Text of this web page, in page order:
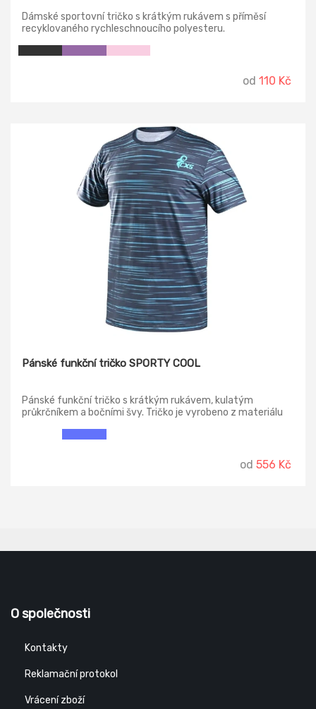
Dámské sportovní tričko s krátkým rukávem s příměsí
recyklovaného rychleschnoucího polyesteru.
od 110 Kč
Pánské funkční tričko SPORTY COOL
Pánské funkční tričko s krátkým rukávem, kulatým
průkrčníkem a bočními švy. Tričko je vyrobeno z materiálu
úpravou Ultra Lava a ochranný UV faktor UPF 30 je
přínosem při venkovních aktivitách, kde je pokožka
od 556 Kč
O společnosti
Kontakty
Reklamační protokol
Vrácení zboží